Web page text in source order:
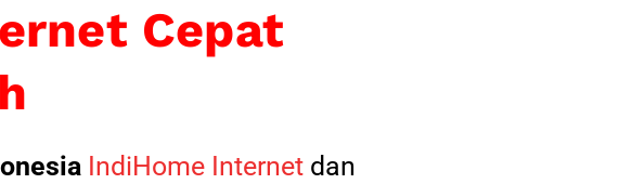
Cepat
IndiHome Internet dan